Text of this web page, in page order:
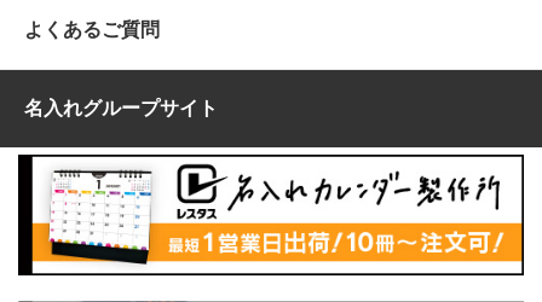
よくあるご質問
名入れグループサイト